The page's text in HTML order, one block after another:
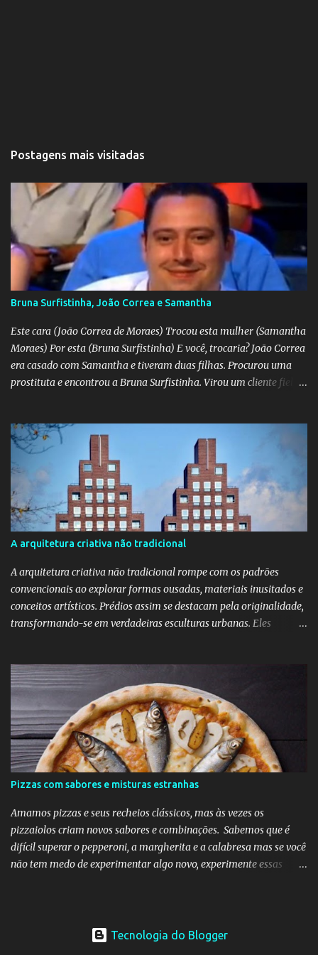
Postagens mais visitadas
Bruna Surfistinha, João Correa e Samantha
Este cara (João Correa de Moraes) Trocou esta mulher (Samantha
Moraes) Por esta (Bruna Surfistinha) E você, trocaria? João Correa
era casado com Samantha e tiveram duas filhas. Procurou uma
prostituta e encontrou a Bruna Surfistinha. Virou um cliente fiel.
livro "Depois do escorpião" contando o trauma e a superação do
casamento desfeito. Pela "estampa" das duas, a Samantha é muito
mais bonita. Mas acho que a Bruna trepa melhor. No livro "O doce
veneno do escorpião" ela diz que faz "oral, anal e vaginal"
conhecido pelos da minha geração como "barba, cabelo e bigode".
Talvez a Samantha não faça tudo isso. Talvez ele tenha apenas
apaixonado-se pela Bruna e paixão não se importa com a beleza;
"quem ama o feio, bonito lhe parece", diz o ditado. Mas ainda sou
muito mais a Samantha.
A arquitetura criativa não tradicional
A arquitetura criativa não tradicional rompe com os padrões
convencionais ao explorar formas ousadas, materiais inusitados e
conceitos artísticos. Prédios assim se destacam pela originalidade,
transformando-se em verdadeiras esculturas urbanas. Eles
simetria e da gravidade, propondo novas experiências espaciais.
Essa abordagem valoriza a imaginação como elemento essencial
do projeto arquitetônico.
Pizzas com sabores e misturas estranhas
Amamos pizzas e seus recheios clássicos, mas às vezes os
pizzaiolos criam novos sabores e combinações. Sabemos que é
difícil superar o pepperoni, a margherita e a calabresa mas se você
não tem medo de experimentar algo novo, experimente essas
Tecnologia do Blogger